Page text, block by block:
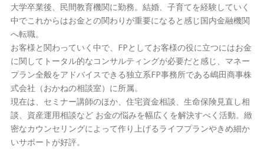
大学卒業後、民間教育機関に勤務。結婚、子育てを経験していく
中でこれからはお金との関わりが重要になると感じ国内金融機関
へ転職。
お客様と関わっていく中で、FPとしてお客様の役に立つにはお金
に関してトータル的なコンサルティングが必要だと感じ、マネー
プラン全般をアドバイスできる独立系FP事務所である嶋田商事株
式会社（おかねの相談室）に所属。
現在は、セミナー講師のほか、住宅資金相談、生命保険見直し相
談、資産運用相談など お金の悩みを幅広くを解決すべく活動。緻
密なカウンセリングによって作り上げるライフプランやきめ細か
いサポートが好評。